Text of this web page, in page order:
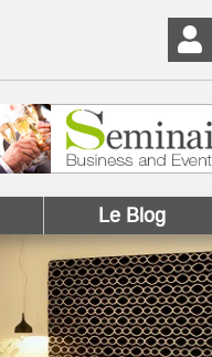
Le Blog